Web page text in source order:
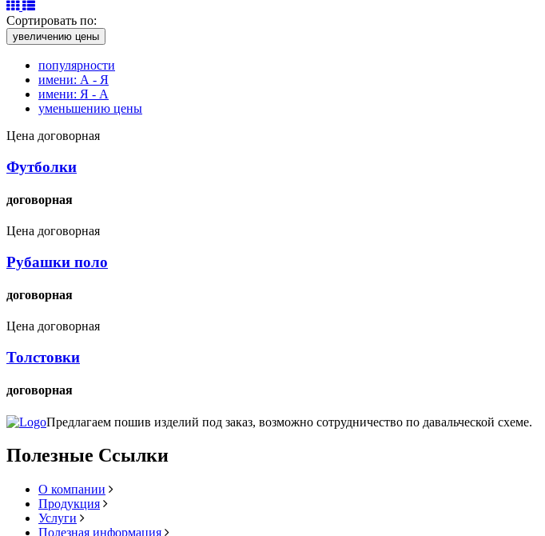
Сортировать по:
увеличению цены
популярности
имени: А - Я
имени: Я - А
уменьшению цены
Цена договорная
Футболки
договорная
Цена договорная
Рубашки поло
договорная
Цена договорная
Толстовки
договорная
Предлагаем пошив изделий под заказ, возможно сотрудничество по давальческой схеме.
Полезные Ссылки
О компании
Продукция
Услуги
Полезная информация